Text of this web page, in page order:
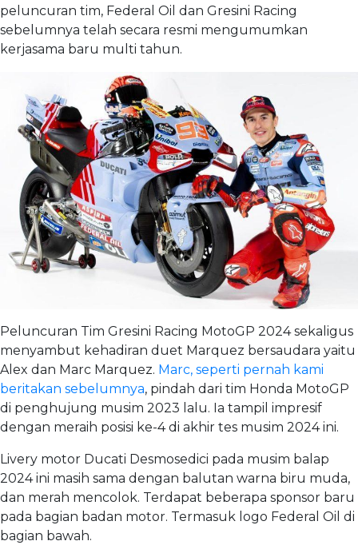
peluncuran tim, Federal Oil dan Gresini Racing
sebelumnya telah secara resmi mengumumkan
kerjasama baru multi tahun.
Peluncuran Tim Gresini Racing MotoGP 2024 sekaligus
menyambut kehadiran duet Marquez bersaudara yaitu
Alex dan Marc Marquez. Marc, seperti pernah kami
beritakan sebelumnya, pindah dari tim Honda MotoGP
di penghujung musim 2023 lalu. Ia tampil impresif
dengan meraih posisi ke-4 di akhir tes musim 2024 ini.
Livery motor Ducati Desmosedici pada musim balap
2024 ini masih sama dengan balutan warna biru muda,
dan merah mencolok. Terdapat beberapa sponsor baru
pada bagian badan motor. Termasuk logo Federal Oil di
bagian bawah.